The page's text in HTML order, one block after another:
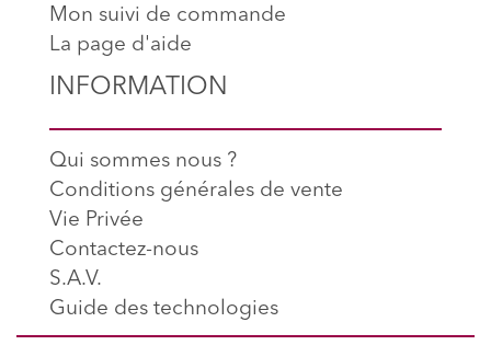
Mon suivi de commande
La page d'aide
INFORMATION
Qui sommes nous ?
Conditions générales de vente
Vie Privée
Contactez-nous
S.A.V.
Guide des technologies